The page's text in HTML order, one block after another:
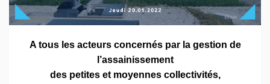
A tous les acteurs concernés par la gestion de
l’assainissement
des petites et moyennes collectivités,